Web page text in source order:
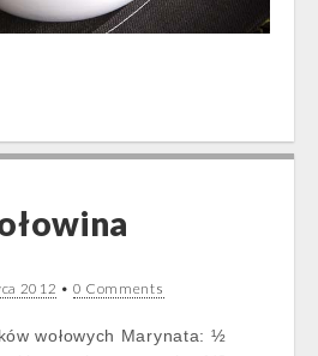
2012 • 0 Comments
wołowych Marynata: ½